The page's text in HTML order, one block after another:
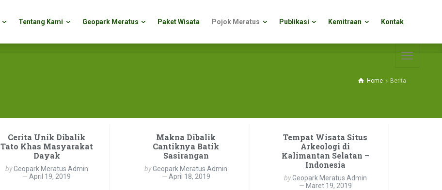
Tentang Kami Geopark Meratus Paket Wisata Pojok Meratus Publikasi Kemitraan Kontak
Home Berita
Cerita Unik Dibalik
Tato Khas Masyarakat
Dayak
byGeopark Meratus Admin
April 19, 2019
Makna Dibalik
Cantiknya Batik
Sasirangan
byGeopark Meratus Admin
April 18, 2019
Tempat Wisata Situs
Arkeologi di
Kalimantan Selatan –
Indonesia
byGeopark Meratus Admin
Maret 19, 2019